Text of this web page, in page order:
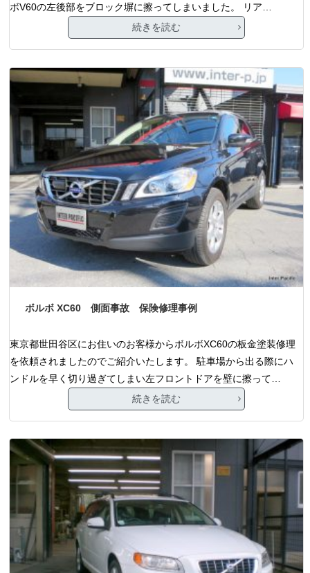
ボV60の左後部をブロック塀に擦ってしまいました。 リア…
続きを読む
ボルボ XC60 側面事故 保険修理事例
東京都世田谷区にお住いのお客様からボルボXC60の板金塗装修理
を依頼されましたのでご紹介いたします。 駐車場から出る際にハ
ンドルを早く切り過ぎてしまい左フロントドアを壁に擦って…
続きを読む